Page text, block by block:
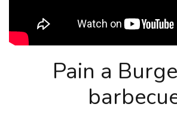
Pain a